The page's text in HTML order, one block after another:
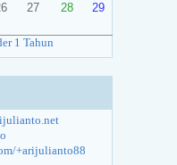
27 28
29
1 Tahun
+arijulianto88